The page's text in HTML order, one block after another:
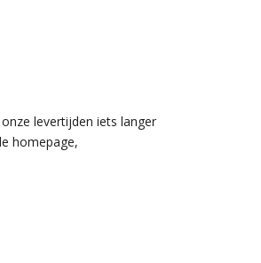
levertijden iets langer
homepage,